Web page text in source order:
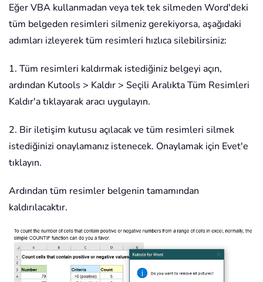
Eğer VBA kullanmadan veya tek tek silmeden Word'deki
tüm belgeden resimleri silmeniz gerekiyorsa, aşağıdaki
adımları izleyerek tüm resimleri hızlıca silebilirsiniz:
1. Tüm resimleri kaldırmak istediğiniz belgeyi açın,
ardından Kutools > Kaldır > Seçili Aralıkta Tüm Resimleri
Kaldır'a tıklayarak aracı uygulayın.
2. Bir iletişim kutusu açılacak ve tüm resimleri silmek
istediğinizi onaylamanız istenecek. Onaylamak için Evet'e
tıklayın.
Ardından tüm resimler belgenin tamamından
kaldırılacaktır.